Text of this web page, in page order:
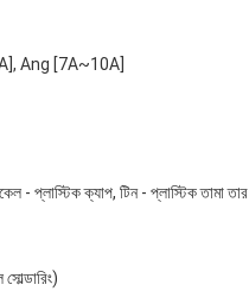
Ang [7A~10A]
- প্লাস্টিক ক্যাপ, টিন - প্লাস্টিক তামা তার